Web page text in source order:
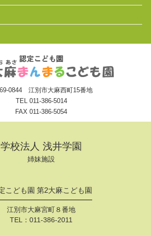
0844 江別市大麻西町15番地
TEL 011-386-5014
FAX 011-386-5054
学校法人 浅井学園
姉妹施設
こども園 第2大麻こども園
江別市大麻宮町８番地
TEL： 011-386-2011